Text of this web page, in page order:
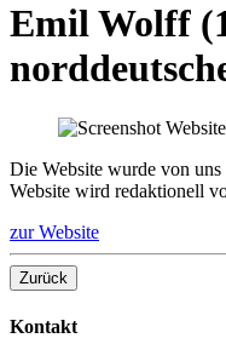
Emil Wolff
Die Website wurde von
Website wird redaktionell
zur Website
Kontakt